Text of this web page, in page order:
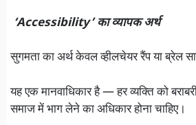
‘Accessibility’ का व्यापक अर्थ
सुगमता का अर्थ केवल व्हीलचेयर रैंप या ब्रेल
यह एक मानवाधिकार है — हर व्यक्ति को
समाज में भाग लेने का अधिकार होना चाहिए।